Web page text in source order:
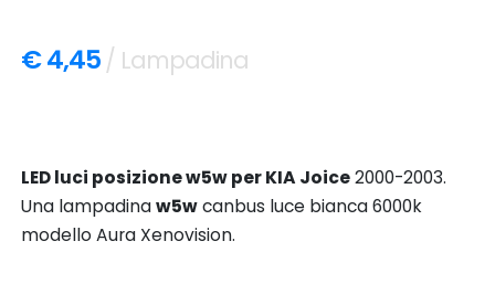
€ 4,45 / Lampadina
LED luci posizione w5w per KIA Joice2000-2003.
Una lampadinaw5wcanbus luce bianca 6000k
modello Aura Xenovision.